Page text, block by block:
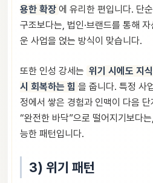
용한 확장 에 유리한 편입니다. 단
구조보다는, 법인·브랜드를 통해
운 사업을 얹는 방식이 맞습니다.
또한 인성 강세는 위기 시에도 지
시 회복하는 힘 을 줍니다. 특정 사
정에서 쌓은 경험과 인맥이 다음
“완전한 바닥”으로 떨어지기보다
능한 패턴입니다.
3) 위기 패턴